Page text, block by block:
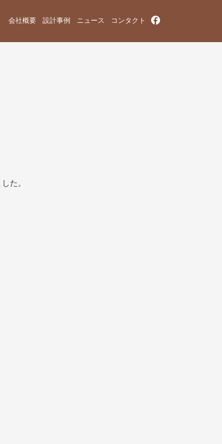
会社概要 設計事例 ニュース コンタクト
た。